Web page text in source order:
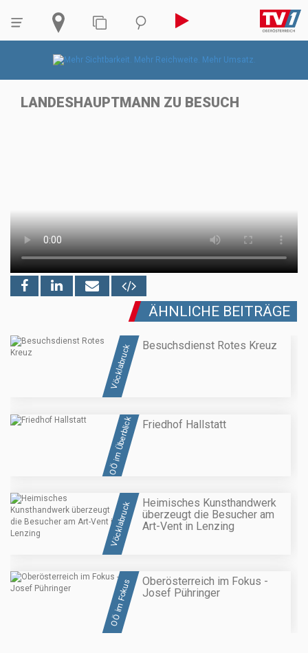
LANDESHAUPTMANN ZU BESUCH
ÄHNLICHE BEITRÄGE
Vöcklabruck Besuchsdienst Rotes Kreuz
OÖ im Überblick Friedhof Hallstatt
Vöcklabruck
Heimisches Kunsthandwerk
überzeugt die Besucher am
Art-Vent in Lenzing
OÖ im Fokus
Oberösterreich im Fokus -
Josef Pühringer